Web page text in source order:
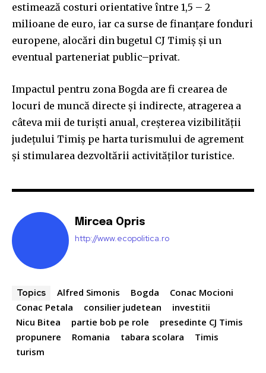
estimează costuri orientative între 1,5 – 2
milioane de euro, iar ca surse de finanțare fonduri
europene, alocări din bugetul CJ Timiș și un
eventual parteneriat public–privat.
Impactul pentru zona Bogda are fi crearea de
locuri de muncă directe și indirecte, atragerea a
câteva mii de turiști anual, creșterea vizibilității
județului Timiș pe harta turismului de agrement
și stimularea dezvoltării activităților turistice.
Mircea Opris
http://www.ecopolitica.ro
Topics Alfred Simonis Bogda
Conac Mocioni
Conac Petala
consilier judetean
investitii
Nicu Bitea
partie bob pe role
presedinte CJ Timis
propunere
Romania tabara scolara
Timis
turism